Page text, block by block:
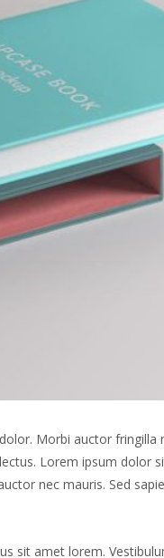
Morbi auctor
Lorem ipsum dolor
nec mauris. Sed
sit amet lorem.